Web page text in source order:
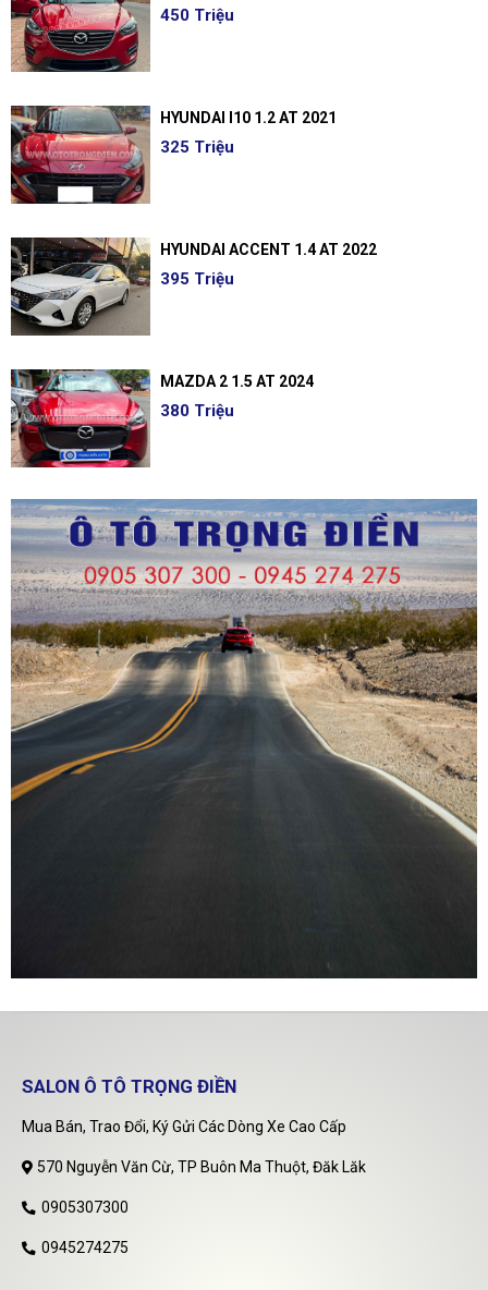
450 Triệu
HYUNDAI I10 1.2 AT 2021
325 Triệu
HYUNDAI ACCENT 1.4 AT 2022
395 Triệu
MAZDA 2 1.5 AT 2024
380 Triệu
SALON Ô TÔ TRỌNG ĐIỀN
Mua Bán, Trao Đổi, Ký Gửi Các Dòng Xe Cao Cấp
570 Nguyễn Văn Cừ, TP Buôn Ma Thuột, Đăk Lăk
0905307300
0945274275